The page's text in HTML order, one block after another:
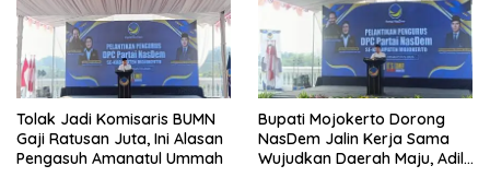
Tolak Jadi Komisaris BUMN
Gaji Ratusan Juta, Ini Alasan
Pengasuh Amanatul Ummah
Bupati Mojokerto Dorong
NasDem Jalin Kerja Sama
Wujudkan Daerah Maju, Adil,